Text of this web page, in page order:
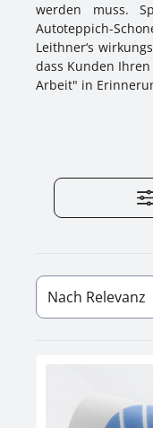
werden muss.
Autoteppich-
Leithner‘s
dass Kunden
Arbeit" in